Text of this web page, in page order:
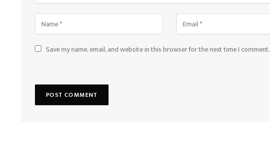
Save my name, email, and website in this browser for the next time I comment.